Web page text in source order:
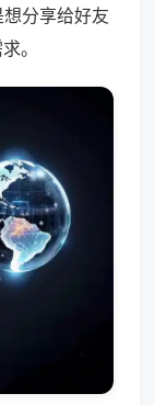
分享给好友
。